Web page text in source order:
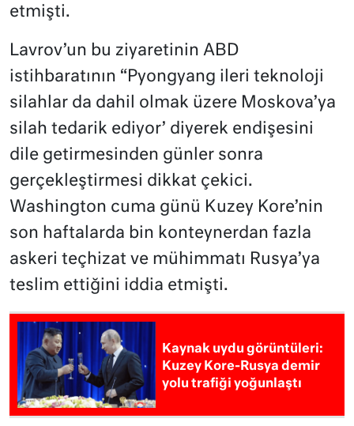
etmişti.
Lavrov’un bu ziyaretinin ABD
istihbaratının “Pyongyang ileri teknoloji
silahlar da dahil olmak üzere Moskova’ya
silah tedarik ediyor’ diyerek endişesini
dile getirmesinden günler sonra
gerçekleştirmesi dikkat çekici.
Washington cuma günü Kuzey Kore’nin
son haftalarda bin konteynerdan fazla
askeri teçhizat ve mühimmatı Rusya’ya
teslim ettiğini iddia etmişti.
Kaynak uydu görüntüleri:
Kuzey Kore-Rusya demir
yolu trafiği yoğunlaştı